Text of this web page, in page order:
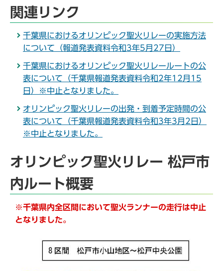
関連リンク
千葉県におけるオリンピック聖火リレーの実施方法
について（報道発表資料令和3年5月27日）
千葉県におけるオリンピック聖火リレールートの公
表について（千葉県報道発表資料令和2年12月15
日）※中止となりました。
オリンピック聖火リレーの出発・到着予定時間の公
表について（千葉県報道発表資料令和3年3月2日）
※中止となりました。
オリンピック聖火リレー 松戸市
内ルート概要
※千葉県内全区間において聖火ランナーの走行は中止
となりました。